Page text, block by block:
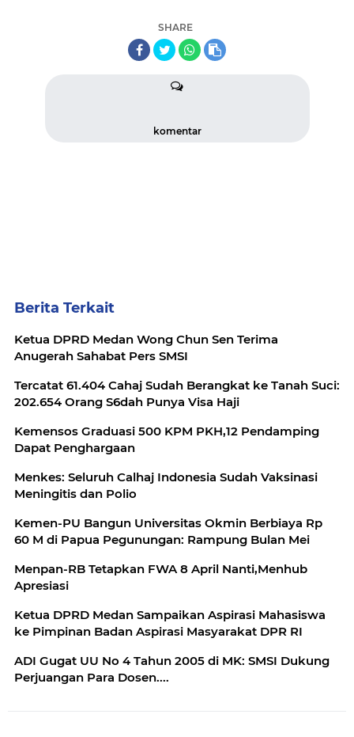
SHARE
komentar
Berita Terkait
Ketua DPRD Medan Wong Chun Sen Terima
Anugerah Sahabat Pers SMSI
Tercatat 61.404 Cahaj Sudah Berangkat ke Tanah Suci:
202.654 Orang S6dah Punya Visa Haji
Kemensos Graduasi 500 KPM PKH,12 Pendamping
Dapat Penghargaan
Menkes: Seluruh Calhaj Indonesia Sudah Vaksinasi
Meningitis dan Polio
Kemen-PU Bangun Universitas Okmin Berbiaya Rp
60 M di Papua Pegunungan: Rampung Bulan Mei
Menpan-RB Tetapkan FWA 8 April Nanti,Menhub
Apresiasi
Ketua DPRD Medan Sampaikan Aspirasi Mahasiswa
ke Pimpinan Badan Aspirasi Masyarakat DPR RI
ADI Gugat UU No 4 Tahun 2005 di MK: SMSI Dukung
Perjuangan Para Dosen....